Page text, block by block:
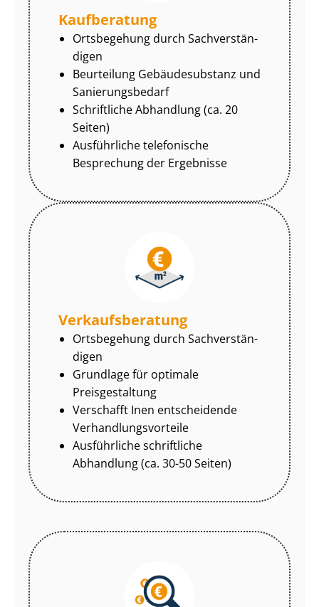
Kaufberatung
Ortsbegehung durch Sach­ver­stän­
di­gen
Beurteilung Gebäudesubstanz und
Sa­nie­rungs­be­darf
Schriftliche Abhandlung (ca. 20
Seiten)
Ausführliche telefonische
Besprechung der Ergebnisse
Ver­kaufs­be­ra­tung
Ortsbegehung durch Sach­ver­stän­
di­gen
Grundlage für optimale
Preisgestaltung
Verschafft Inen entscheidende
Ver­hand­lungs­vor­tei­le
Ausführliche schriftliche
Abhandlung (ca. 30-50 Seiten)